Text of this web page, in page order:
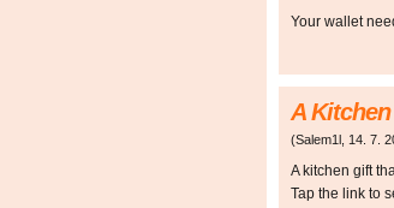
Your wallet
A
(Salem1l 14. 7.
A kitchen gift
Tap the link to